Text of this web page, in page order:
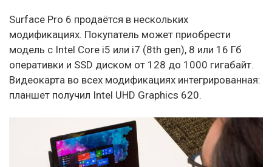
Surface Pro 6 продаётся в нескольких
модификациях. Покупатель может приобрести
модель с Intel Core i5 или i7 (8th gen), 8 или 16 Гб
оперативки и SSD диском от 128 до 1000 гигабайт.
Видеокарта во всех модификациях интегрированная:
планшет получил Intel UHD Graphics 620.